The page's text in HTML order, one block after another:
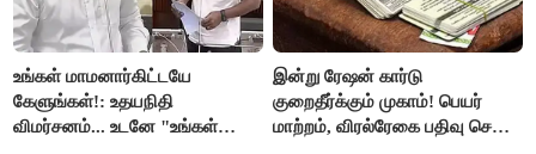
உங்கள் மாமனார்கிட்டயே
கேளுங்கள்!: உதயநிதி
விமர்சனம்... உடனே "உங்கள்
இன்று ரேஷன் கார்டு
குறைதீர்க்கும் முகாம்! பெயர்
மாற்றம், விரல்ரேகை பதிவு செய்ய